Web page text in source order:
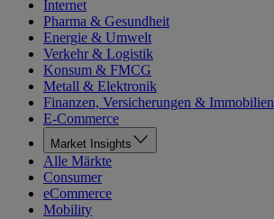
Internet
Pharma & Gesundheit
Energie & Umwelt
Verkehr & Logistik
Konsum & FMCG
Metall & Elektronik
Finanzen, Versicherungen & Immobilien
E-Commerce
Market Insights
Alle Märkte
Consumer
eCommerce
Mobility